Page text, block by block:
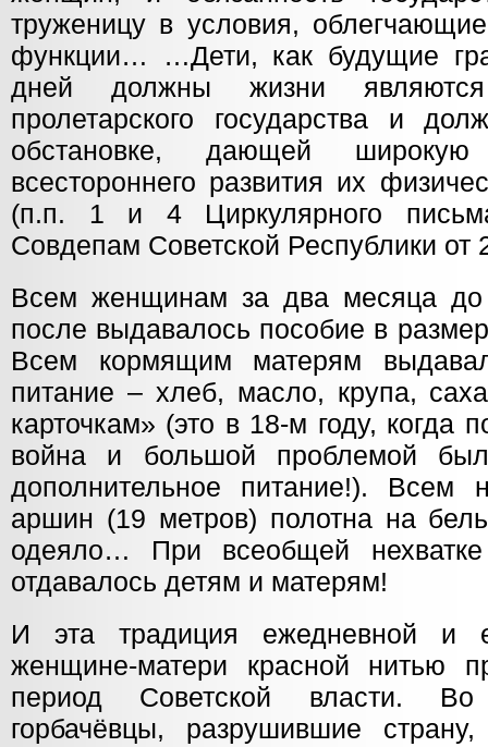
труженицу в условия,
функции… …Дети, как будущие
дней должны жизни
пролетарского государства и
обстановке, дающей
всестороннего развития их
(п.п. 1 и 4 Циркулярного
Совдепам Советской Республики от
Всем женщинам за два месяца
после выдавалось пособие в
Всем кормящим матерям
питание – хлеб, масло, крупа,
карточкам» (это в 18-м году, когда
война и большой проблемой
дополнительное питание!). Всем
аршин (19 метров) полотна на
одеяло… При всеобщей
отдавалось детям и матерям!
И эта традиция ежедневной и
женщине-матери красной нитью
период Советской власти.
горбачёвцы, разрушившие